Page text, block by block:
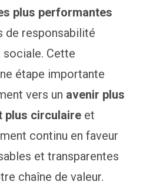
plus performantes
de responsabilité
sociale. Cette
étape importante
vers un avenir plus
plus circulaire et
continu en faveur
et transparentes
chaîne de valeur.